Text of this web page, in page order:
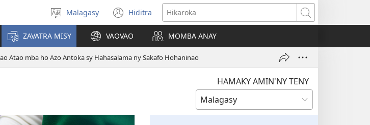
Hifidy
fiteny
Malagasy Hiditra
(manokatra
rohy)
Hikaroka
ZAVATRA MISY VAOVAO MOMBA ANAY
Atao mba ho Azo Antoka sy Hahasalama ny Sakafo Hohaninao
HAMAKY AMIN'NY TENY